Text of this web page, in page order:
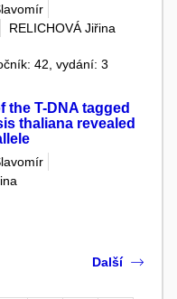
RELICHOVÁ Jiřina
42, vydání: 3
the T-DNA tagged
thaliana revealed
Další